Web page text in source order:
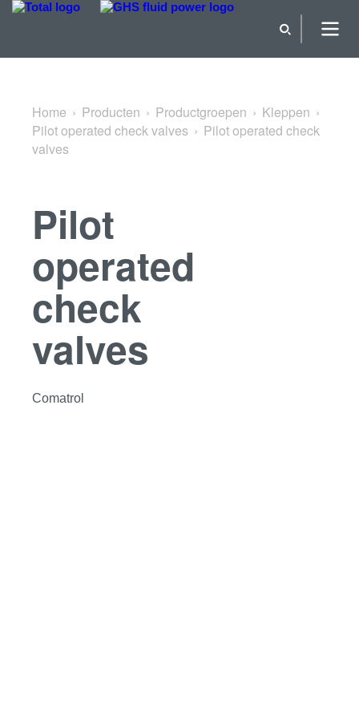
Terug naar Pilot operated check valves
Home Producten Productgroepen
Kleppen
Pilot operated check valves
Pilot operated check
valves
Pilot
operated
check
valves
Comatrol